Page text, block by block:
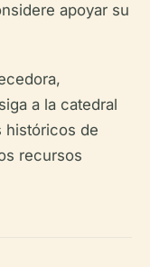
apoyar su
a la catedral
históricos de
recursos